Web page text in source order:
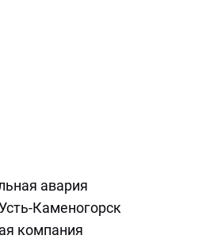
авария
Каменогорск
компания